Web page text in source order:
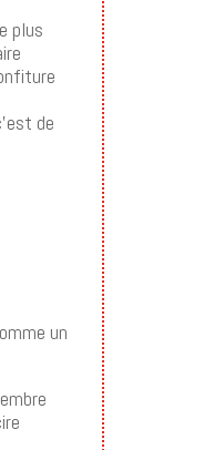
plus
de
un